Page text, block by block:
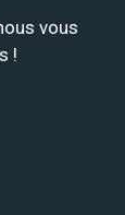
vous
!